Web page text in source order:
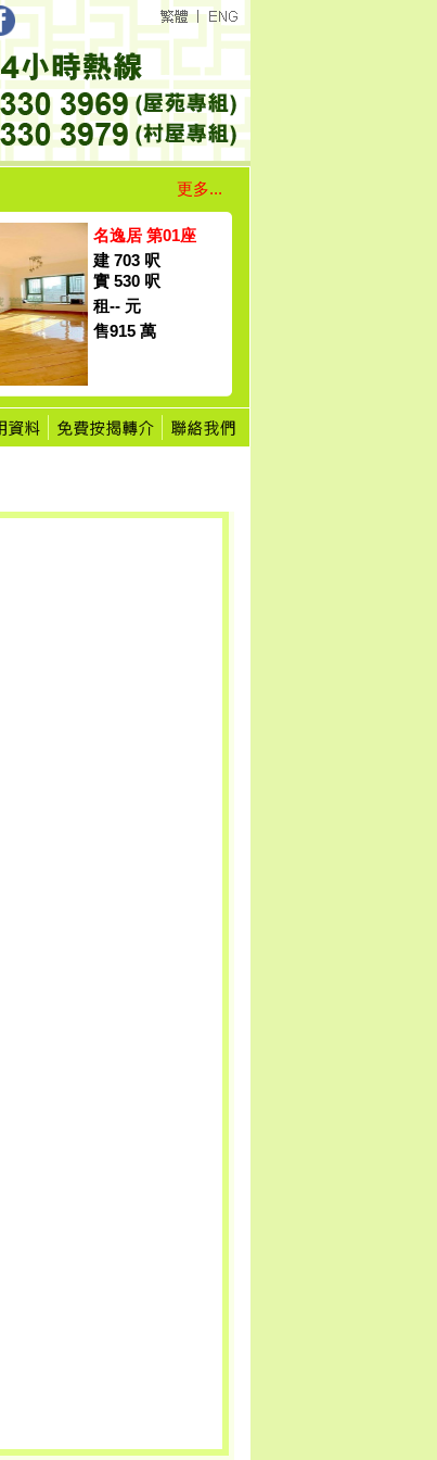
更多...
名逸居 第01座
建 703 呎
實 530 呎
租-- 元
售915 萬